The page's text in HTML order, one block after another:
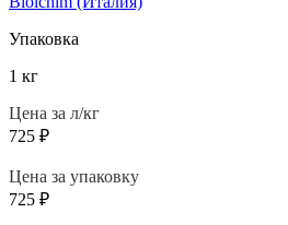
Упаковка
1 кг
Цена за л/кг
725 ₽
Цена за упаковку
725 ₽